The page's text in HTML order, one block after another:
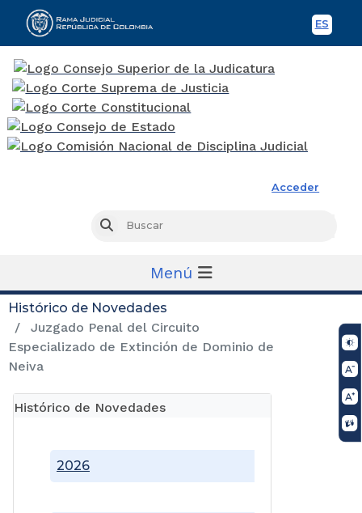
ES
Acceder
Buscar
Menú
Histórico de Novedades
Juzgado Penal del Circuito
Especializado de Extinción de Dominio de
Neiva
Histórico de Novedades
2026